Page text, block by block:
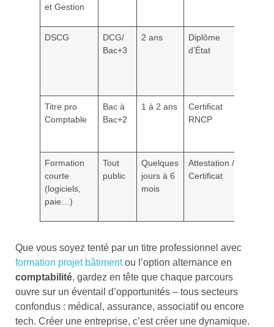
et Gestion
DSCG
DCG/
Bac+3
2 ans
Diplôme
d’État
Titre pro
Comptable
Bac à
Bac+2
1 à 2 ans
Certificat
RNCP
Formation
courte
(logiciels,
paie…)
Tout
public
Quelques
jours à 6
mois
Attestation /
Certificat
Que vous soyez tenté par un titre professionnel avec
formation projet bâtimentou l’option alternance en
comptabilité, gardez en tête que chaque parcours
ouvre sur un éventail d’opportunités – tous secteurs
confondus : médical, assurance, associatif ou encore
tech. Créer une entreprise, c’est créer une dynamique.